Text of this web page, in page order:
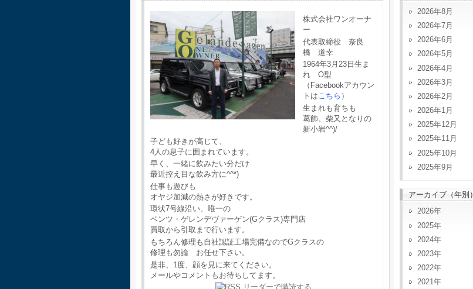
株式会社ワンオーナ
ー
代表取締役 奈良
橋 道幸
1964年3月23日生ま
れ O型
（Facebookアカウン
トはこちら ）
生まれも育ちも
葛飾、柴又となりの
新小岩^^)/
子ども好きが高じて、
4人の息子に囲まれています。
早く、一緒に飲みたい分だけ
最近控え目な飲み方に^^*)
仕事も遊びも
オヤジ加減の熱さが好きです。
環状7号線沿い、唯一の
ベンツ・ゲレンデヴァーゲン(Gクラス)専門店
買取から引取まで行います。
もちろん修理も自社認証工場完備なのでGクラスの
修理も勿論 お任せ下さい。
是非、1度、顔を見に来てください。
メールやコメントもお待ちしてます。
2026年8月
2026年7月
2026年6月
2026年5月
2026年4月
2026年3月
2026年2月
2026年1月
2025年12月
2025年11月
2025年10月
2025年9月
アーカイブ（年別）
2026
2025
2024
2023
2022
2021